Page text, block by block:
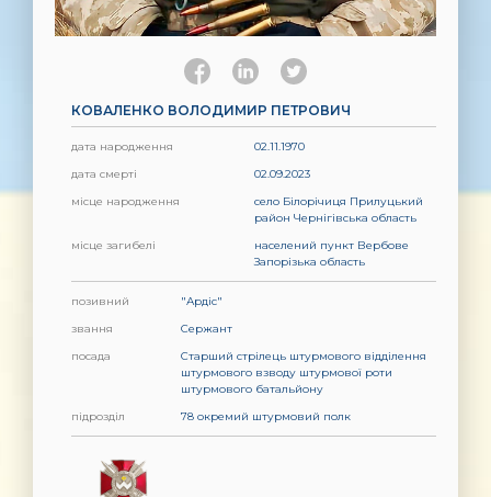
КОВАЛЕНКО ВОЛОДИМИР ПЕТРОВИЧ
дата народження
02.11.1970
дата смерті
02.09.2023
місце народження
село Білорічиця Прилуцький
район Чернігівська область
місце загибелі
населений пункт Вербове
Запорізька область
позивний
"Ардіс"
звання
Сержант
посада
Старший стрілець штурмового відділення
штурмового взводу штурмової роти
штурмового батальйону
підрозділ
78 окремий штурмовий полк